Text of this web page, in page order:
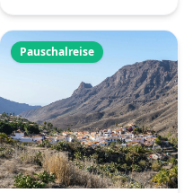
Pauschalreise